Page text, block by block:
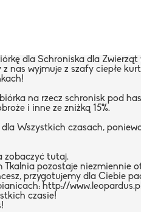
dla Schroniska dla Zwierząt
nas wyjmuje z szafy ciepłe
na rzecz schronisk pod
i inne ze zniżką 15%.
Wszystkich czasach,
zobaczyć tutaj.
pozostaje niezmiennie
przygotujemy dla Ciebie
http://
czasie!